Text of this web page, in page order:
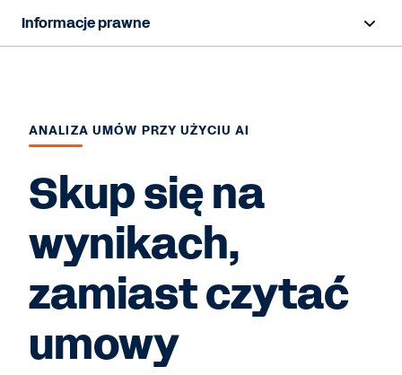
Informacje prawne
Branże
Poproś o prezentację
ANALIZA UMÓW PRZY UŻYCIU AI
Skup się na
wynikach,
zamiast czytać
umowy